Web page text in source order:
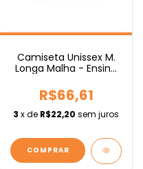
Camiseta Unissex M.
Longa Malha - Ensino
R$66,61
3 x de R$22,20 sem juros
COMPRAR